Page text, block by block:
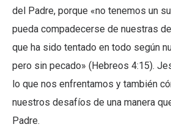
del Padre, porque «no tenemos un
pueda compadecerse de nuestras
que ha sido tentado en todo según
pero sin pecado» (Hebreos 4:15).
lo que nos enfrentamos y también
nuestros desafíos de una manera
Padre.